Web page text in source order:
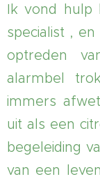
Ik vond hulp
specialist ,
optreden
alarmbel
immers
uit als een
begeleiding
van een